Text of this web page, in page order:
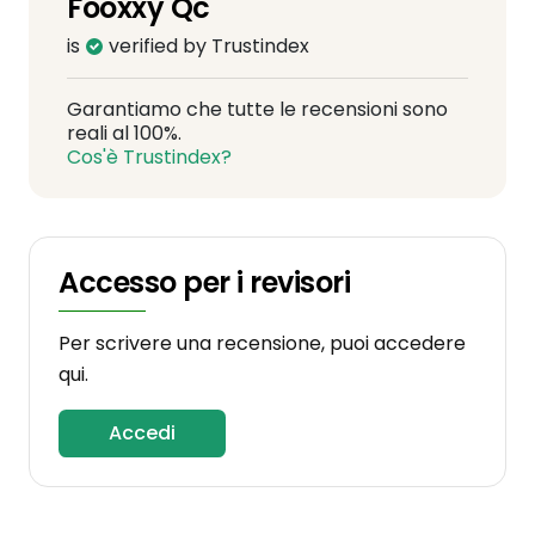
is verified by Trustindex
Garantiamo che tutte le recensioni sono
reali al 100%.
Cos'è Trustindex?
Accesso per i revisori
Per scrivere una recensione, puoi accedere
qui.
Accedi